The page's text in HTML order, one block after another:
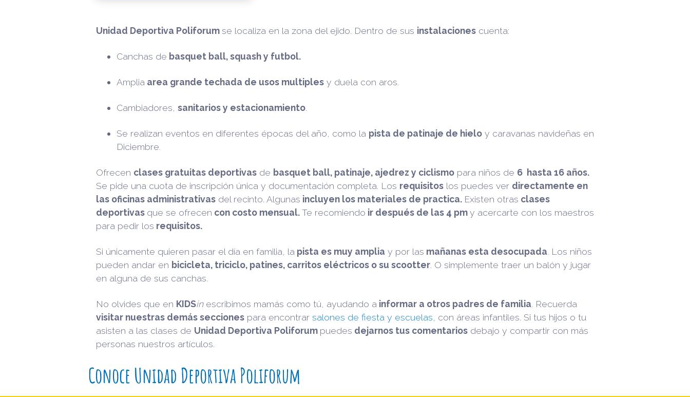
Unidad Deportiva Poliforumse localiza en la zona del ejido. Dentro de sus instalaciones cuenta:
Canchas de basquet ball, squash y futbol.
Amplia area grande techada de usos multiples y duela con aros.
Cambiadores, sanitarios y estacionamiento
Se realizan eventos en diferentes épocas del año, como la pista de patinaje de hielo y caravanas navideñas en
Diciembre.
Ofrecen clases gratuitas deportivas de basquet ball, patinaje, ajedrez y ciclismo para niños de 6 hasta 16 años.
Se pide una cuota de inscripción única y documentación completa. Los requisitos los puedes ver directamente en
las oficinas administrativas del recinto. Algunas incluyen los materiales de practica. Existen otras clases
deportivas que se ofrecen con costo mensual.Te recomiendo ir después de las 4 pmy acercarte con los maestros
para pedir los requisitos.
Si únicamente quieren pasar el día en familia, la pista es muy amplia y por las mañanas esta desocupada . Los niños
pueden andar en bicicleta, triciclo, patines, carritos eléctricos o su scootter . O simplemente traer un balón y jugar
en alguna de sus canchas.
No olvides que en KIDSinescribimos mamás como tú, ayudando a informar a otros padres de familia . Recuerda
visitar nuestras demás secciones para encontrar salones de fiesta y escuelas, con áreas infantiles. Si tus hijos o tu
asisten a las clases de Unidad Deportiva Poliforum puedes dejarnos tus comentarios debajo y compartir con más
personas nuestros artículos.
Conoce Unidad Deportiva Poliforum